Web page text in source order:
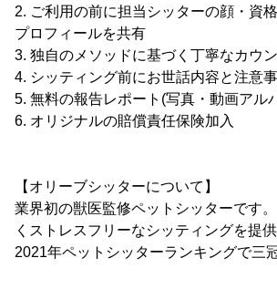
2. ご利用の前に担当シッターの顔・資
プロフィールを共有
3. 独自のメソッドに基づく丁寧なカウ
4. シッティング前にお世話内容と注意
5. 無料の報告レポート(写真・動画アル
6. オリジナルの賠償責任保険加入
【オリーブシッターについて】
業界初の獣医監修ペットシッターです
くストレスフリーなシッティングを提供
2021年ペットシッターランキングで三